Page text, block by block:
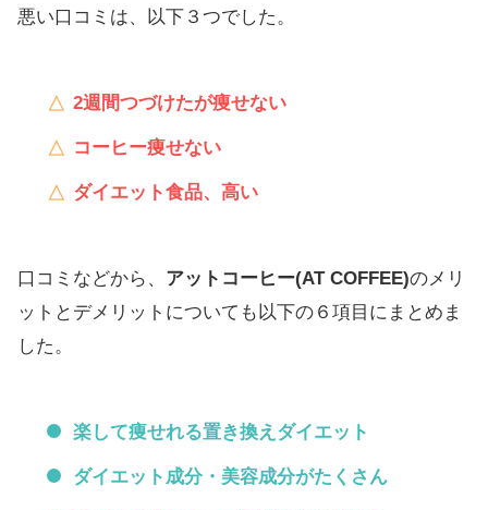
悪い口コミは、以下３つでした。
2週間つづけたが痩せない
コーヒー痩せない
ダイエット食品、高い
口コミなどから、 アットコーヒー(AT COFFEE)のメリ
ットとデメリットについても以下の６項目にまとめま
した。
楽して痩せれる置き換えダイエット
ダイエット成分・美容成分がたくさん